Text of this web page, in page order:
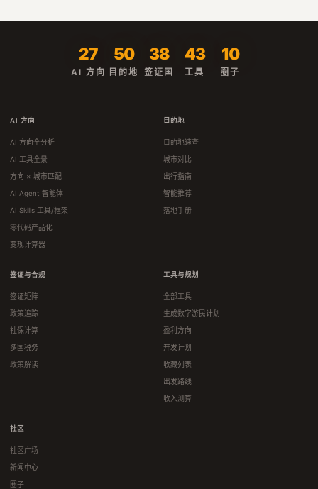
27
AI 方向
50
目的地
38
签证国
43
工具
10
圈子
AI 方向
AI 方向全分析
AI 工具全景
方向 × 城市匹配
AI Agent 智能体
AI Skills 工具/框架
零代码产品化
变现计算器
目的地
目的地速查
城市对比
出行指南
智能推荐
落地手册
签证与合规
签证矩阵
政策追踪
社保计算
多国税务
政策解读
工具与规划
全部工具
生成数字游民计划
盈利方向
开发计划
收藏列表
出发路线
收入测算
社区
社区广场
新闻中心
圈子